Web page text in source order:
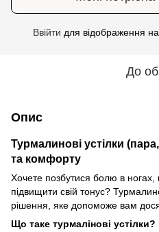
Ввійти для відображення
До
Опис
Турмалинові устілки
та комфорту
Хочете позбутися болю в ногах,
підвищити свій тонус?
рішення, яке допоможе вам
Що таке турмалінові устілки?